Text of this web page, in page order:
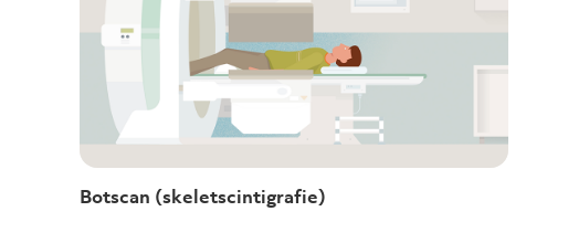
Botscan (skeletscintigrafie)